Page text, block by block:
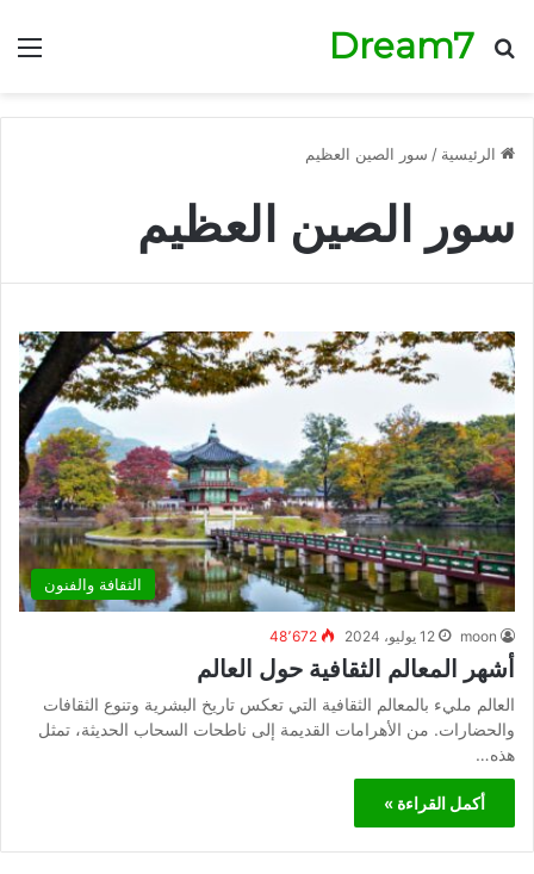
Dream7
بحث عن
الرئيسية / سور الصين العظيم
سور الصين العظيم
الثقافة والفنون
moon 12 يوليو، 2024 48٬672
أشهر المعالم الثقافية حول العالم
العالم مليء بالمعالم الثقافية التي تعكس تاريخ البشرية وتنوع الثقافات
والحضارات. من الأهرامات القديمة إلى ناطحات السحاب الحديثة، تمثل
هذه…
أكمل القراءة »